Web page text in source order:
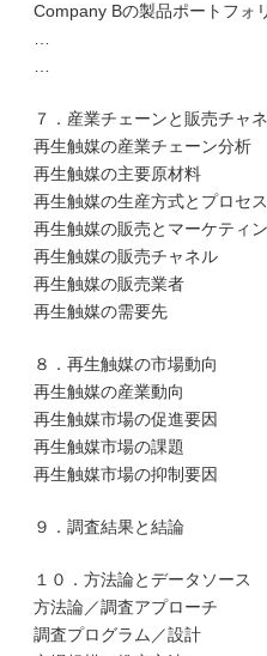
Company Bの製品ポートフォ
７．産業チェーンと販売チャ
再生触媒の産業チェーン分析
再生触媒の主要原材料
再生触媒の生産方式とプロセス
再生触媒の販売とマーケティ
再生触媒の販売チャネル
再生触媒の販売業者
再生触媒の需要先
８．再生触媒の市場動向
再生触媒の産業動向
再生触媒市場の促進要因
再生触媒市場の課題
再生触媒市場の抑制要因
９．調査結果と結論
１０．方法論とデータソース
方法論／調査アプローチ
調査プログラム／設計